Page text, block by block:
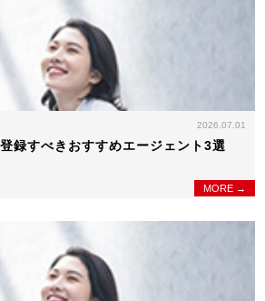
2026.07.01
録すべきおすすめエージェント3選
MORE →